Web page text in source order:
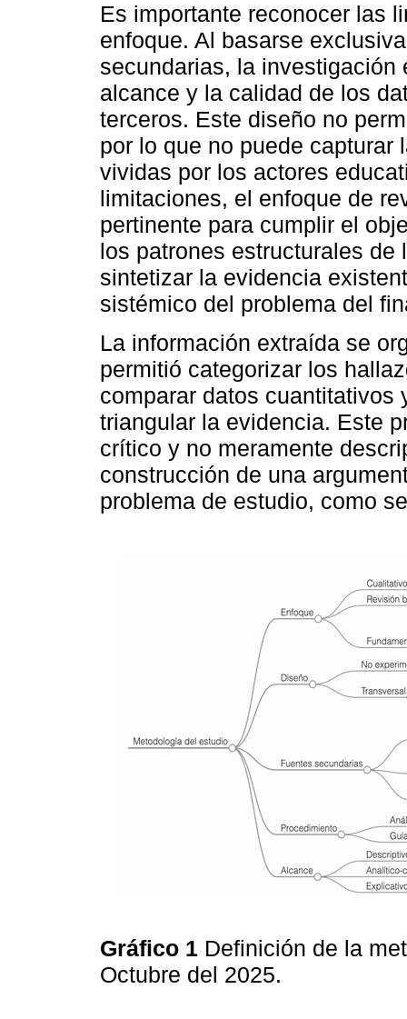
Es importante reconocer las
enfoque. Al basarse
secundarias, la
alcance y la calidad de los
terceros. Este diseño no
por lo que no puede
vividas por los actores
limitaciones, el enfoque de
pertinente para cumplir el
los patrones estructurales
sintetizar la evidencia
sistémico del problema del
La información extraída se
permitió categorizar los
comparar datos cuantitativos
triangular la evidencia. Este
crítico y no meramente
construcción de una
problema de estudio, como
Gráfico 1 Definición de la
Octubre del 2025.